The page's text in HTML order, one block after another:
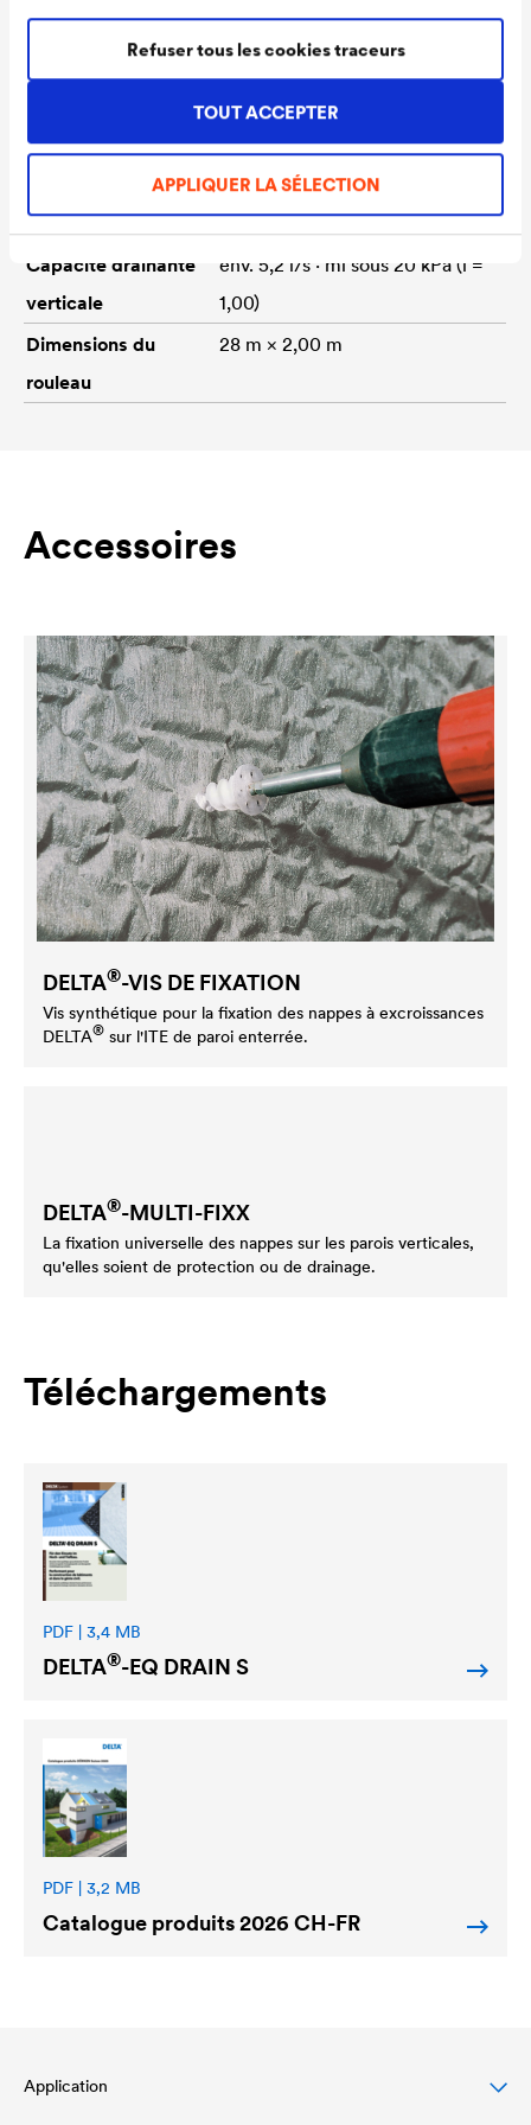
TOUT ACCEPTER
APPLIQUER LA SÉLECTION
Refuser tous les cookies traceurs
Épaisseur
env. 20 mm
950 g
traction SP/ST
21 kN/m (EN ISO 10319)
Capacité drainante
horizontale
env. 0,7 l/s · ml sous 20 kPa (i =
1,00)
Capacité drainante
verticale
env. 5,2 l/s · ml sous 20 kPa (i =
1,00)
Dimensions du
rouleau
28 m × 2,00 m
Accessoires
DELTA®-VIS DE FIXATION
Vis synthétique pour la fixation des nappes à excroissances
DELTA® sur l'ITE de paroi enterrée.
DELTA®-MULTI-FIXX
La fixation universelle des nappes sur les parois verticales,
qu'elles soient de protection ou de drainage.
Téléchargements
PDF | 3,4 MB
DELTA®-EQ DRAIN S
PDF | 3,2 MB
Catalogue produits 2026 CH-FR
Application